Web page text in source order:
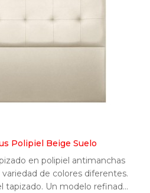
Polipiel Beige Suelo
en polipiel antimanchas
de colores diferentes.
tapizado. Un modelo refinado